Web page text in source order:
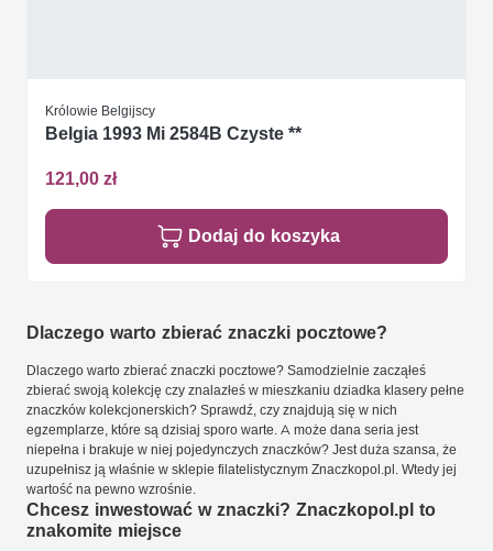
Królowie Belgijscy
Belgia 1993 Mi 2584B Czyste **
121,00 zł
Dodaj do koszyka
Dlaczego warto zbierać znaczki pocztowe?
Dlaczego warto zbierać znaczki pocztowe? Samodzielnie zacząłeś
zbierać swoją kolekcję czy znalazłeś w mieszkaniu dziadka klasery pełne
znaczków kolekcjonerskich? Sprawdź, czy znajdują się w nich
egzemplarze, które są dzisiaj sporo warte. A może dana seria jest
niepełna i brakuje w niej pojedynczych znaczków? Jest duża szansa, że
uzupełnisz ją właśnie w sklepie filatelistycznym Znaczkopol.pl. Wtedy jej
wartość na pewno wzrośnie.
Chcesz inwestować w znaczki? Znaczkopol.pl to
znakomite miejsce